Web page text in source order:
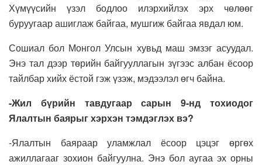
Хүмүүсийн үзэл бодлоо илэрхийлэх эрх чөлөөг
буруугаар ашиглаж байгаа, мушгиж байгаа явдал юм.
Сошиал бол Монгол Улсын хувьд маш эмзэг асуудал.
Энэ тал дээр төрийн байгууллагын зүгээс албан ёсоор
тайлбар хийх ёстой гэж үзэж, мэдээлэл өгч байна.
-Жил бүрийн тавдугаар сарын 9-нд тохиодог
Ялалтын баярыг хэрхэн тэмдэглэх вэ?
-Ялалтын баяраар уламжлал ёсоор цэцэг өргөх
ажиллагааг зохион байгуулна. Энэ бол аугаа эх орны